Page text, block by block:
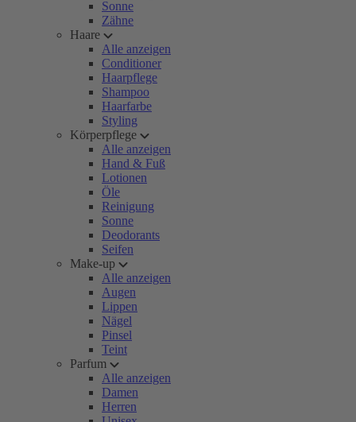
Sonne
Zähne
Haare
Alle anzeigen
Conditioner
Haarpflege
Shampoo
Haarfarbe
Styling
Körperpflege
Alle anzeigen
Hand & Fuß
Lotionen
Öle
Reinigung
Sonne
Deodorants
Seifen
Make-up
Alle anzeigen
Augen
Lippen
Nägel
Pinsel
Teint
Parfum
Alle anzeigen
Damen
Herren